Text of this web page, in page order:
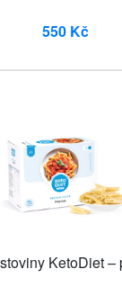
550 Kč
KetoDiet –